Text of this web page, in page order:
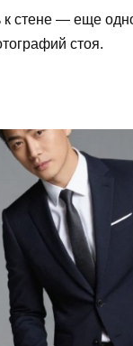
стене — еще
стоя.